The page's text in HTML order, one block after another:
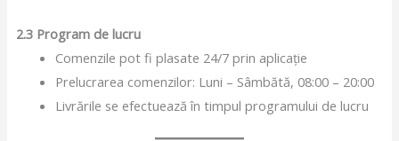
2.3 Program de lucru
Comenzile pot fi plasate 24/7 prin aplicație
Prelucrarea comenzilor: Luni – Sâmbătă, 08:00 – 20:00
Livrările se efectuează în timpul programului de lucru